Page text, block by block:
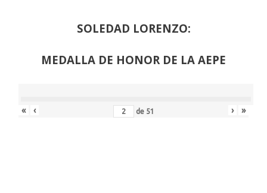
SOLEDAD LORENZO:
MEDALLA DE HONOR DE LA AEPE
« ‹ de 51 › »